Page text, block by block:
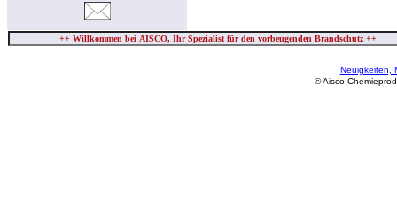
Neuigkeiten,
© Aisco